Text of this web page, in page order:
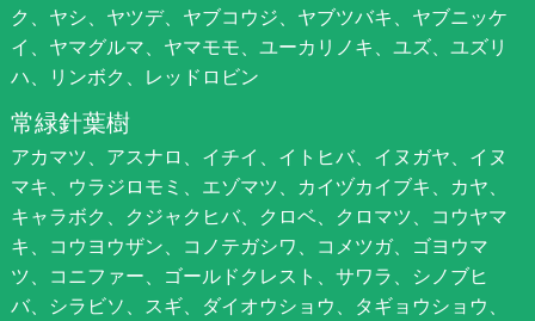
ク、ヤシ、ヤツデ、ヤブコウジ、ヤブツバキ、ヤブニッケ
イ、ヤマグルマ、ヤマモモ、ユーカリノキ、ユズ、ユズリ
ハ、リンボク、レッドロビン
常緑針葉樹
アカマツ、アスナロ、イチイ、イトヒバ、イヌガヤ、イヌ
マキ、ウラジロモミ、エゾマツ、カイヅカイブキ、カヤ、
キャラボク、クジャクヒバ、クロベ、クロマツ、コウヤマ
キ、コウヨウザン、コノテガシワ、コメツガ、ゴヨウマ
ツ、コニファー、ゴールドクレスト、サワラ、シノブヒ
バ、シラビソ、スギ、ダイオウショウ、タギョウショウ、